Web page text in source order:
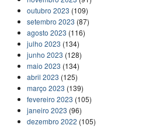
outubro 2023 (109)
setembro 2023 (87)
agosto 2023 (116)
julho 2023 (134)
junho 2023 (128)
maio 2023 (134)
abril 2023 (125)
março 2023 (139)
fevereiro 2023 (105)
janeiro 2023 (96)
dezembro 2022 (105)